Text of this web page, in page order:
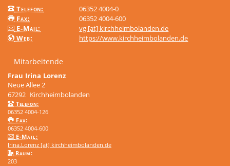
Telefon:
06352 4004-0
Fax:
06352 4004-600
E-Mail:
vg [at] kirchheimbolanden.de
Web:
https://www.kirchheimbolanden.de
Mitarbeitende
Frau Irina Lorenz
Neue Allee 2
67292 Kirchheimbolanden
Telefon:
06352 4004-126
Fax:
06352 4004-600
E-Mail:
Irina.Lorenz [at] kirchheimbolanden.de
Raum:
203